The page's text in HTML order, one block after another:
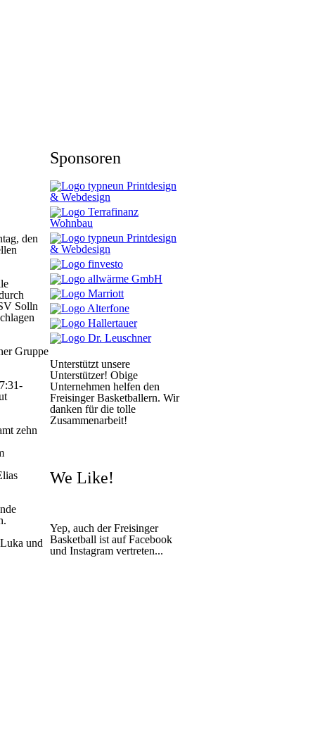
den
Solln
Gruppe
zehn
und
Sponsoren
Unterstützt unsere
Unterstützer! Obige
Unternehmen helfen den
Freisinger Basketballern. Wir
danken für die tolle
Zusammenarbeit!
We Like!
Yep, auch der Freisinger
Basketball ist auf Facebook
und Instagram vertreten...